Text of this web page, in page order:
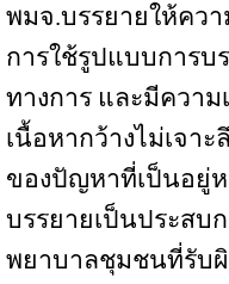
พมจ.บรรยายให้ควา
การใช้รูปแบบการ
ทางการ และมีความ
เนื้อหากว้างไม่เจา
ของปัญหาที่เป็นอยู่
บรรยายเป็นประสบ
พยาบาลชุมชนที่รับ